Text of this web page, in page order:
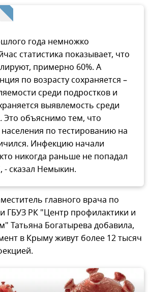
года немножко
статистика показывает, что
примерно 60%. А
по возрасту сохраняется –
среди подростков и
выявлемость среди
объяснимо тем, что
по тестированию на
Инфекцию начали
никогда раньше не попадал
- сказал Немыкин.
главного врача по
ГБУЗ РК "Центр профилактики и
Татьяна Богатырева добавила,
в Крыму живут более 12 тысяч